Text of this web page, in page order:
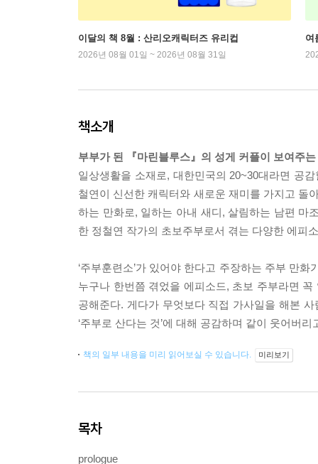
이달의 책 8월 : 산리오캐릭터즈 유리컵
2026년 08월 01일 ~ 2026년 08월 31일
여
책소개
부부가 된 『마린블루스』의 성게 커플이 보여주
일상생활을 소재로, 대한민국의 20~30대라면 공
철연이 신선한 캐릭터와 새로운 재미를 가지고 돌아
하는 만화로, 일하는 아내 새디, 살림하는 남편 마
한 정철연 작가의 초보주부로서 겪는 다양한 에피
‘주부훈련소’가 있어야 한다고 주장하는 주부 만
누구나 한번쯤 겪었을 에피소드, 초보 주부라면
공해준다. 게다가 무엇보다 직접 가사일을 해본
‘주부로 산다는 것’에 대해 공감하며 같이 웃어버
책의 일부 내용을 미리 읽어보실 수 있습니다. 미리보기
목차
prologue